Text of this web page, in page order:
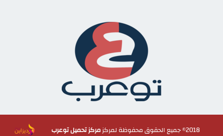
2018© جميع الحقوق محفوظة لمركز مركز تحميل توعرب